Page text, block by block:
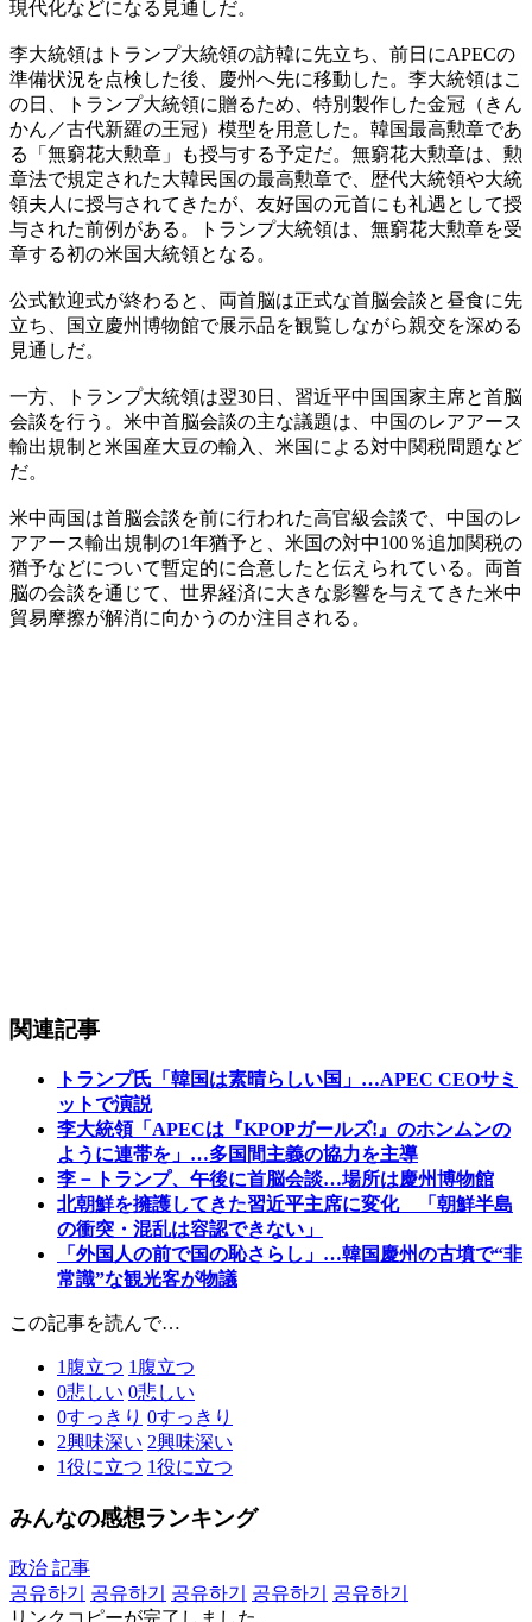
現代化などになる見通しだ。
李大統領はトランプ大統領の訪韓に先立ち、前日にAPECの
準備状況を点検した後、慶州へ先に移動した。李大統領はこ
の日、トランプ大統領に贈るため、特別製作した金冠（きん
かん／古代新羅の王冠）模型を用意した。韓国最高勲章であ
る「無窮花大勲章」も授与する予定だ。無窮花大勲章は、勲
章法で規定された大韓民国の最高勲章で、歴代大統領や大統
領夫人に授与されてきたが、友好国の元首にも礼遇として授
与された前例がある。トランプ大統領は、無窮花大勲章を受
章する初の米国大統領となる。
公式歓迎式が終わると、両首脳は正式な首脳会談と昼食に先
立ち、国立慶州博物館で展示品を観覧しながら親交を深める
見通しだ。
一方、トランプ大統領は翌30日、習近平中国国家主席と首脳
会談を行う。米中首脳会談の主な議題は、中国のレアアース
輸出規制と米国産大豆の輸入、米国による対中関税問題など
だ。
米中両国は首脳会談を前に行われた高官級会談で、中国のレ
アアース輸出規制の1年猶予と、米国の対中100％追加関税の
猶予などについて暫定的に合意したと伝えられている。両首
脳の会談を通じて、世界経済に大きな影響を与えてきた米中
貿易摩擦が解消に向かうのか注目される。
関連記事
トランプ氏「韓国は素晴らしい国」…APEC CEOサミ
ットで演説
李大統領「APECは『KPOPガールズ!』のホンムンの
ように連帯を」…多国間主義の協力を主導
李－トランプ、午後に首脳会談…場所は慶州博物館
北朝鮮を擁護してきた習近平主席に変化 「朝鮮半島
の衝突・混乱は容認できない」
「外国人の前で国の恥さらし」…韓国慶州の古墳で“非
常識”な観光客が物議
この記事を読んで…
1 腹立つ 1 腹立つ
0悲しい 0悲しい
0すっきり 0すっきり
2興味深い 2興味深い
1役に立つ 1役に立つ
みんなの感想ランキング
政治 記事
공유하기
공유하기 공유하기 공유하기
공유하기
リンクコピーが完了しました。